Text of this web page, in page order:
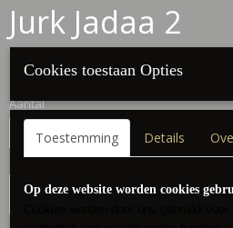
Jurk Jadaa 2
€ 29,95 (inclusief btw 21%)
Aantal
IN WINKELWAGEN
Cookies toestaan Opties
Toestemming Details
Op deze website worden cookies